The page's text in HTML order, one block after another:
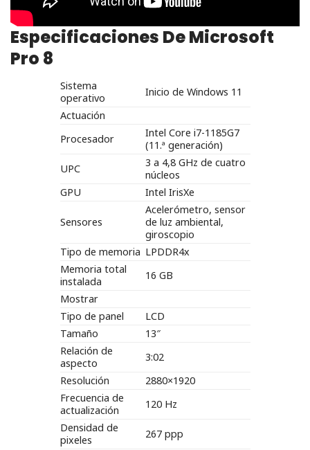
Especificaciones De Microsoft
Pro 8
Sistema
operativo
Inicio de Windows 11
Actuación
Procesador
Intel Core i7-1185G7
(11.ª generación)
UPC
3 a 4,8 GHz de cuatro
núcleos
GPU
Intel IrisXe
Sensores
Acelerómetro, sensor
de luz ambiental,
giroscopio
Tipo de memoria LPDDR4x
Memoria total
instalada
16 GB
Mostrar
Tipo de panel
LCD
Tamaño
13″
Relación de
aspecto
3:02
Resolución
2880×1920
Frecuencia de
actualización
120 Hz
Densidad de
pixeles
267 ppp